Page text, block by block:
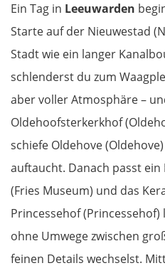
Ein Tag in Leeuwarden
Starte auf der Nieuwestad
Stadt wie ein langer
schlenderst du zum
aber voller Atmosphäre –
Oldehoofsterkerkhof
schiefe Oldehove
auftaucht. Danach passt
(Fries Museum) und das
Princessehof (Princessehof)
ohne Umwege zwischen
feinen Details wechselst.